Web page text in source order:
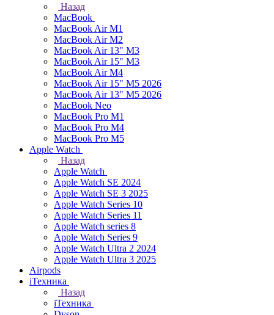
Назад
MacBook
MacBook Air M1
MacBook Air M2
MacBook Air 13" M3
MacBook Air 15" M3
MacBook Air M4
MacBook Air 15" М5 2026
MacBook Air 13" М5 2026
MacBook Neo
MacBook Pro M1
MacBook Pro M4
MacBook Pro M5
Apple Watch
Назад
Apple Watch
Apple Watch SE 2024
Apple Watch SE 3 2025
Apple Watch Series 10
Apple Watch Series 11
Apple Watch series 8
Apple Watch Series 9
Apple Watch Ultra 2 2024
Apple Watch Ultra 3 2025
Airpods
iТехника
Назад
iТехника